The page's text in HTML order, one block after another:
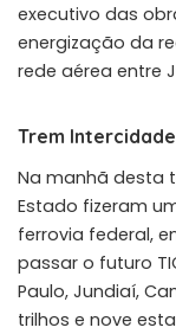
executivo das
energização da
rede aérea entre
Trem
Na manhã desta
Estado fizeram
ferrovia federal,
passar o futuro
Paulo, Jundiaí,
trilhos e nove